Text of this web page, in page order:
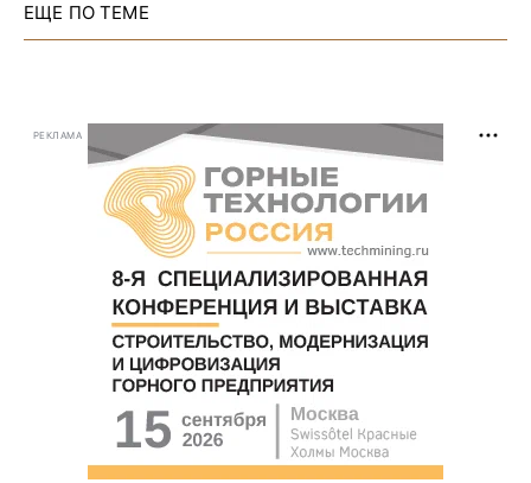
ЕЩЕ ПО ТЕМЕ
РЕКЛАМА